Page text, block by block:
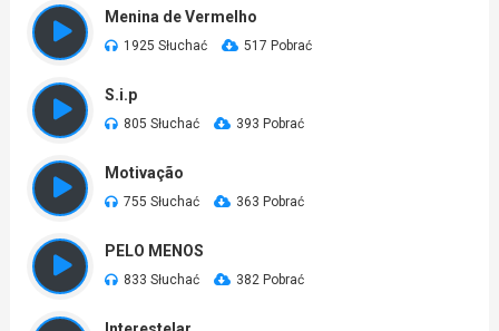
Menina de Vermelho
1925 Słuchać 517 Pobrać
S.i.p
805 Słuchać 393 Pobrać
Motivação
755 Słuchać 363 Pobrać
PELO MENOS
833 Słuchać 382 Pobrać